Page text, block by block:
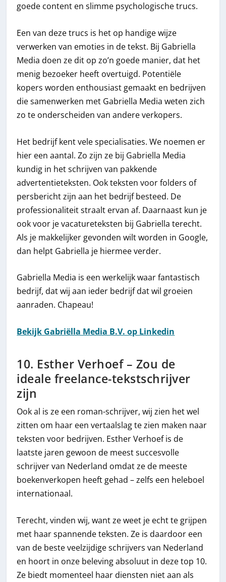
goede content en slimme psychologische trucs.
Een van deze trucs is het op handige wijze
verwerken van emoties in de tekst. Bij Gabriella
Media doen ze dit op zo’n goede manier, dat het
menig bezoeker heeft overtuigd. Potentiële
kopers worden enthousiast gemaakt en bedrijven
die samenwerken met Gabriella Media weten zich
zo te onderscheiden van andere verkopers.
Het bedrijf kent vele specialisaties. We noemen er
hier een aantal. Zo zijn ze bij Gabriella Media
kundig in het schrijven van pakkende
advertentieteksten. Ook teksten voor folders of
persbericht zijn aan het bedrijf besteed. De
professionaliteit straalt ervan af. Daarnaast kun je
ook voor je vacatureteksten bij Gabriella terecht.
Als je makkelijker gevonden wilt worden in Google,
dan helpt Gabriella je hiermee verder.
Gabriella Media is een werkelijk waar fantastisch
bedrijf, dat wij aan ieder bedrijf dat wil groeien
aanraden. Chapeau!
Bekijk Gabriëlla Media B.V. op Linkedin
10. Esther Verhoef – Zou de
ideale freelance-tekstschrijver
zijn
Ook al is ze een roman-schrijver, wij zien het wel
zitten om haar een vertaalslag te zien maken naar
teksten voor bedrijven. Esther Verhoef is de
laatste jaren gewoon de meest succesvolle
schrijver van Nederland omdat ze de meeste
boekenverkopen heeft gehad – zelfs een heleboel
internationaal.
Terecht, vinden wij, want ze weet je echt te grijpen
met haar spannende teksten. Ze is daardoor een
van de beste veelzijdige schrijvers van Nederland
en hoort in onze beleving absoluut in deze top 10.
Ze biedt momenteel haar diensten niet aan als